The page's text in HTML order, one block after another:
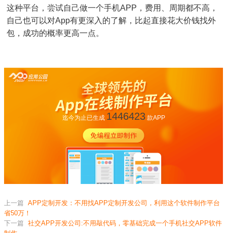
这种平台，尝试自己做一个手机APP，费用、周期都不高，
自己也可以对App有更深入的了解，比起直接花大价钱找外
包，成功的概率更高一点。
迄今为止已生成 1446423款APP
上一篇 APP定制开发：不用找APP定制开发公司，利用这个软件制作平台
省50万！
下一篇 社交APP开发公司:不用敲代码，零基础完成一个手机社交APP软件